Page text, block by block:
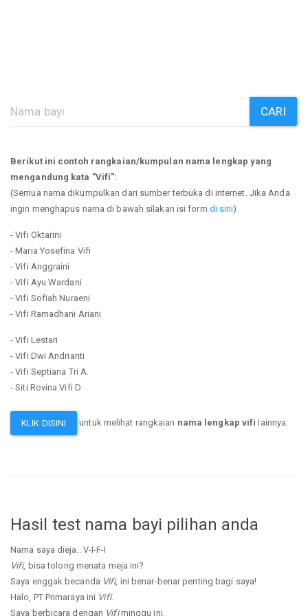
CARI
Berikut ini contoh rangkaian/kumpulan nama lengkap yang
mengandung kata "Vifi":
(Semua nama dikumpulkan dari sumber terbuka di internet. Jika Anda
ingin menghapus nama di bawah silakan isi form di sini)
- Vifi Oktarini
- Maria Yosefina Vifi
- Vifi Anggraini
- Vifi Ayu Wardani
- Vifi Sofiah Nuraeni
- Vifi Ramadhani Ariani
- Vifi Lestari
- Vifi Dwi Andrianti
- Vifi Septiana Tri A.
- Siti Rovina Vifi D
KLIK DISINI untuk melihat rangkaian nama lengkap vifi lainnya.
Hasil test nama bayi pilihan anda
Nama saya dieja.. V-I-F-I
Vifi, bisa tolong menata meja ini?
Saya enggak becanda Vifi, ini benar-benar penting bagi saya!
Halo, PT Primaraya ini Vifi.
Saya berbicara dengan Vifiminggu ini.